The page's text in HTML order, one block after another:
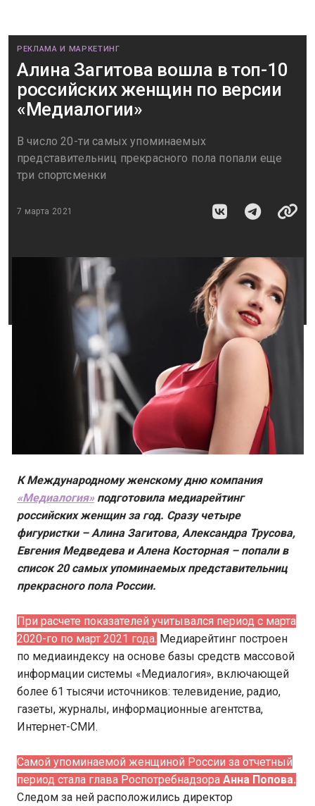
РЕКЛАМА И МАРКЕТИНГ
Алина Загитова вошла в топ-10
российских женщин по версии
«Медиалогии»
В число 20-ти самых упоминаемых
представительниц прекрасного пола попали еще
три спортсменки
7 марта 2021
К Международному женскому дню компания
«Медиалогия»подготовила медиарейтинг
российских женщин за год. Сразу четыре
фигуристки – Алина Загитова, Александра Трусова,
Евгения Медведева и Алена Косторная – попали в
список 20 самых упоминаемых представительниц
прекрасного пола России.
При расчете показателей учитывался период с марта
2020-го по март 2021 года. Медиарейтинг построен
по медиаиндексу на основе базы средств массовой
информации системы «Медиалогия», включающей
более 61 тысячи источников: телевидение, радио,
газеты, журналы, информационные агентства,
Интернет-СМИ.
Самой упоминаемой женщиной России за отчетный
период стала глава Роспотребнадзора Анна Попова.
Следом за ней расположились директор